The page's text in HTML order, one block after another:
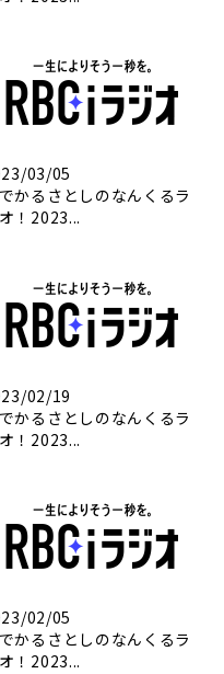
03/05
かるさとしのなんくるラ
！2023...
02/19
かるさとしのなんくるラ
！2023...
02/05
かるさとしのなんくるラ
！2023...